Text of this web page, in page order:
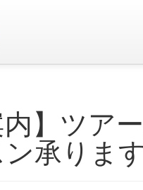
内】ツア
承ります